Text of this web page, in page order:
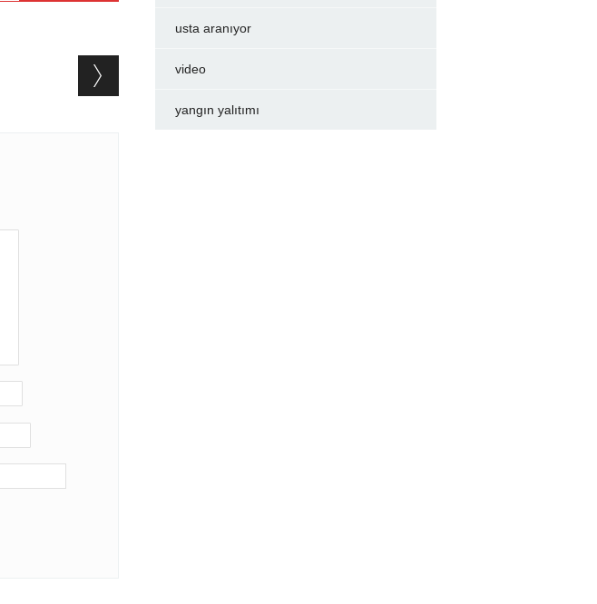
usta aranıyor
video
yangın yalıtımı